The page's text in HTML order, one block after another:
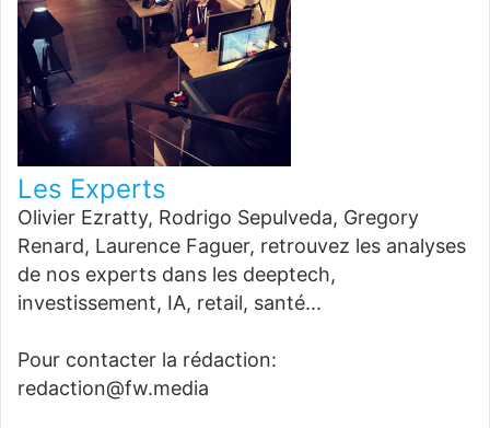
Les Experts
Olivier Ezratty, Rodrigo Sepulveda, Gregory
Renard, Laurence Faguer, retrouvez les analyses
de nos experts dans les deeptech,
investissement, IA, retail, santé...
Pour contacter la rédaction:
redaction@fw.media